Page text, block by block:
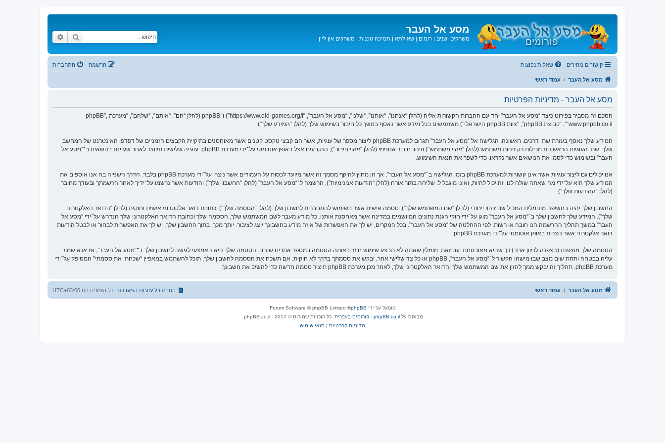
מסע אל העבר
משחקים ישנים | רומים | שאילתא | תמיכה טכנית | משחקים און ליין חיפוש
קישורים מהירים שאלות נפוצות התחברות הרשמה
מסע אל העבר עמוד ראשי
מסע אל העבר - מדיניות הפרטיות
הסכם זה מסביר בפירוט כיצד “מסע אל העבר” יחד עם החברות הקשורות אליה (להלן “אנחנו”, “אותנו”, “שלנו”, “מסע אל העבר”, “https://www.old-games.org/f”) ו־phpBB (להלן “הם”, “אותם”, “שלהם”, “מערכת phpBB”,
“www.phpbb.co.il”, “קבוצת phpBB”, “צוות phpBB הישראלי”) משתמשים בכל מידע אשר נאסף במשך כל חיבור בשימוש שלך (להלן “המידע שלך”).
המידע שלך נאסף בעזרת שתי דרכים. ראשונה, הגלישה אל “מסע אל העבר” תגרום למערכת phpBB ליצור מספר של עוגיות, אשר הם קבצי טקסט קטנים אשר מאוחסנים בתיקיית הקבצים הזמניים של דפדפן האינטרנט של המחשב
שלך. שתי העוגיות הראשונות מכילות רק זיהות משתמש (להלן “זיהוי משתמש”) וזיהוי חיבור אנונימי (להלן “זיהוי חיבור”), הנקבעים אצל באופן אוטומטי על־ידי מערכת phpBB. עוגייה שלישית תיווצר לאחר שעיינת בנושאים ב־“מסע אל
העבר” ובשימוש כדי לסמן את הנושאים אשר נקראו, כדי לשפר את הנאת השימוש.
אנו יכולים גם ליצור עוגיות אשר אינן קשורות למערכת phpBB בזמן הגלישה ב־“מסע אל העבר”, אך הן מחוץ להיקף מסמך זה אשר מיועד לכסות על העמודים אשר נוצרו על־ידי מערכת phpBB בלבד. הדרך השנייה בה אנו אוספים את
המידע שלך היא על־ידי מה שאתה שולח לנו. זה יכול להיות, ואינו מוגבל ל: שליחה בתור אורח (להלן “הודעות אנונימיות”), הרשמה ל־“מסע אל העבר” (להלן “החשבון שלך”) והודעות אשר נרשמו על־ידיך לאחר הרשמתך ובעודך מחובר
(להלן “ההודעות שלך”).
החשבון שלך יהיה בחשיפה מינימלית המכיל שם זיהוי ייחודי (להלן “שם המשתמש שלך”), ססמה אישית אשר בשימוש להתחברות לחשבון שלך (להלן “הססמה שלך”) וכתובת דואר אלקטרוני אישית וחוקית (להלן “הדואר האלקטרוני
שלך”). המידע שלך לחשבון שלך ב־“מסע אל העבר” מוגן על־ידי חוקי הגנת נתונים המיושמים במדינה אשר מאחסנת אותנו. כל מידע מעבר לשם המשתמש שלך, הססמה שלך וכתובת הדואר האלקטרוני שלך הנדרש על־ידי “מסע אל
העבר” במשך תהליך ההרשמה הנו חובה או רשות, לפי ההחלטה של “מסע אל העבר”. בכל המקרים, יש לך את האפשרות של איזה מידע בחשבונך יוצג לציבור. יותך מכך, בתוך החשבון שלך, יש לך את האפשרות לבחור או לבטל הודעות
דואר אלקטרוני אשר נוצרות באופן אוטומטי על־ידי מערכת phpBB.
הססמה שלך מוצפנת (הצפנה לכיוון אחד) כך שהיא מאובטחת. עם זאת, מומלץ שאתה לא תבצע שימוש חוזר באותה הססמה במספר אתרים שונים. הססמה שלך היא האמצעי לגישה לחשבון שלך ב־“מסע אל העבר”, אז אנא שמור
עליה בבטחה ותחת שום מצב שבו מישהו הקשור ל־“מסע אל העבר”, phpBB או כל צד שלישי אחר, יבקש את ססמתך בדרך לא חוקית. אם תשכח את הססמה לחשבון שלך, תוכל להשתמש במאפיין “שכחתי את ססמתי” המסופק על־ידי
מערכת phpBB. תהליך זה יבקש ממך להזין את שם המשתמש שלך והדואר האלקטרוני שלך, לאחר מכן מערכת phpBB תיצור ססמה חדשה כדי להשיב את חשבונך.
מסע אל העבר עמוד ראשי כל הזמנים הם UTC+03:00 הסרת כל עוגיות המערכת
מופעל על ידי phpBB
® Forum Software © phpBB Limited
מבוסס עלphpBB.co.il - פורומים בעברית
. כל הזכויות שמורות © 2017 - phpBB.co.il.
מדיניות הפרטיות | תנאי שימוש